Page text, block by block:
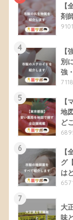
【
剤
4
【
別
強
5
【
地
ど
6
【
グ
は
7
大
味